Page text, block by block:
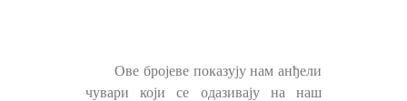
Ове бројеве показују нам анђели
чувари који се одазивају на наш